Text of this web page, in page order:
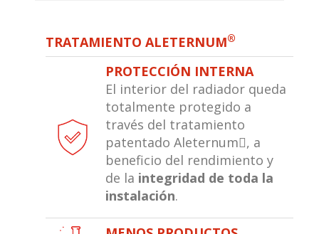
TRATAMIENTO ALETERNUM®
PROTECCIÓN INTERNA
El interior del radiador queda
totalmente protegido a
través del tratamiento
patentado Aleternum, a
beneficio del rendimiento y
de la integridad de toda la
instalación.